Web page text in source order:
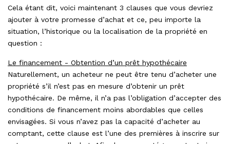
Cela étant dit, voici maintenant 3 clauses que vous devriez
ajouter à votre promesse d’achat et ce, peu importe la
situation, l’historique ou la localisation de la propriété en
question :
Le financement - Obtention d’un prêt hypothécaire
Naturellement, un acheteur ne peut être tenu d’acheter une
propriété s’il n’est pas en mesure d’obtenir un prêt
hypothécaire. De même, il n’a pas l’obligation d’accepter des
conditions de financement moins abordables que celles
envisagées. Si vous n’avez pas la capacité d’acheter au
comptant, cette clause est l’une des premières à inscrire sur